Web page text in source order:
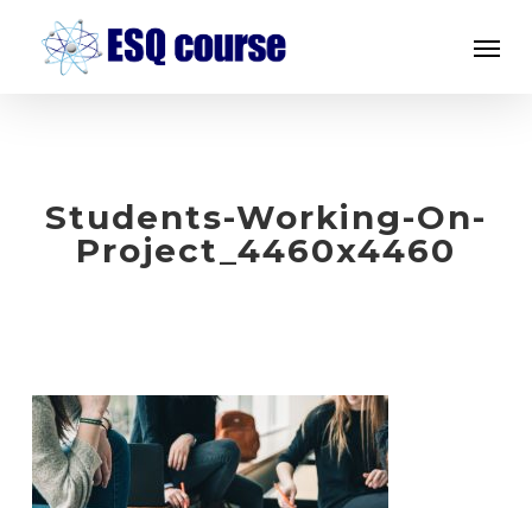
Students-Working-On-
Project_4460x4460